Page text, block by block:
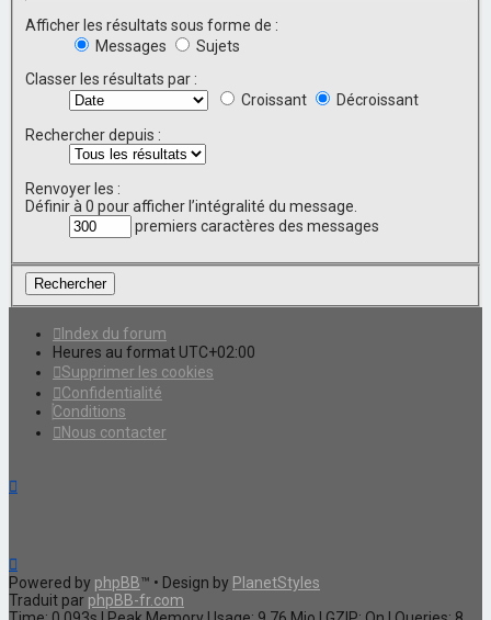
Afficher les résultats sous forme de :
Messages
Sujets
Classer les résultats par :
Croissant
Décroissant
Rechercher depuis :
Renvoyer les :
Définir à 0 pour afficher l’intégralité du message.
premiers caractères des messages
Index du forum
Heures au format UTC+02:00
Supprimer les cookies
Confidentialité
Conditions
Nous contacter
Powered by phpBB™ • Design by PlanetStyles
Traduit par phpBB-fr.com